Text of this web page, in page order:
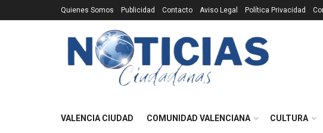
Quienes Somos Publicidad Contacto Aviso Legal Política Privacidad
VALENCIA CIUDAD COMUNIDAD VALENCIANA CULTURA